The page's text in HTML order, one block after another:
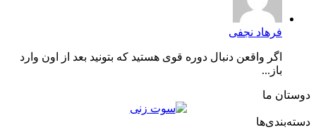
فرهاد نجفی
اگر واقعن دنبال دوره قوی هستید که بتونید بعد از اون وارد
باز...
دوستان ما
دسته‌بندی‌ها